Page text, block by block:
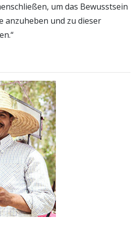
um das Bewusstsein
anzuheben und zu dieser